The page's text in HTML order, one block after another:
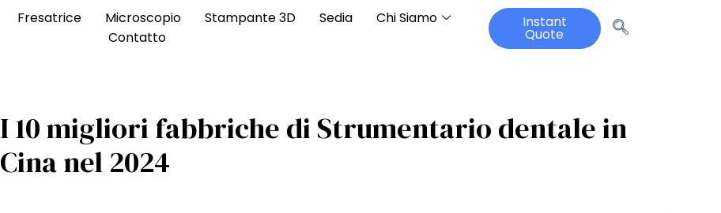
Fresatrice Microscopio Stampante 3D Sedia
Chi Siamo
Contatto
Instant
Quote
I 10 migliori fabbriche di Strumentario dentale in
Cina nel 2024